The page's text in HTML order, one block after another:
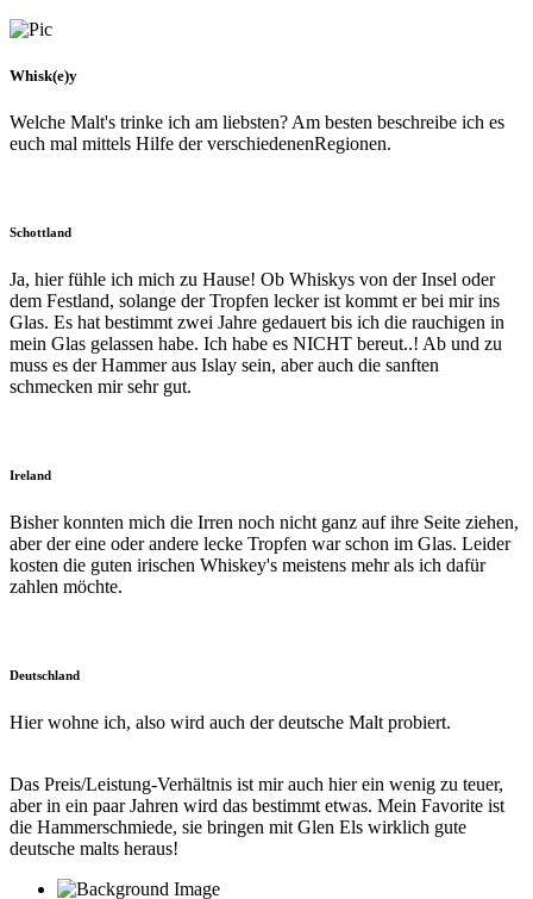
Whisk(e)y
Welche Malt's trinke ich am liebsten? Am besten beschreibe ich es
euch mal mittels Hilfe der verschiedenenRegionen.
Schottland
Ja, hier fühle ich mich zu Hause! Ob Whiskys von der Insel oder
dem Festland, solange der Tropfen lecker ist kommt er bei mir ins
Glas. Es hat bestimmt zwei Jahre gedauert bis ich die rauchigen in
mein Glas gelassen habe. Ich habe es NICHT bereut..! Ab und zu
muss es der Hammer aus Islay sein, aber auch die sanften
schmecken mir sehr gut.
Ireland
Bisher konnten mich die Irren noch nicht ganz auf ihre Seite ziehen,
aber der eine oder andere lecke Tropfen war schon im Glas. Leider
kosten die guten irischen Whiskey's meistens mehr als ich dafür
zahlen möchte.
Deutschland
Hier wohne ich, also wird auch der deutsche Malt probiert.
Das Preis/Leistung-Verhältnis ist mir auch hier ein wenig zu teuer,
aber in ein paar Jahren wird das bestimmt etwas. Mein Favorite ist
die Hammerschmiede, sie bringen mit Glen Els wirklich gute
deutsche malts heraus!